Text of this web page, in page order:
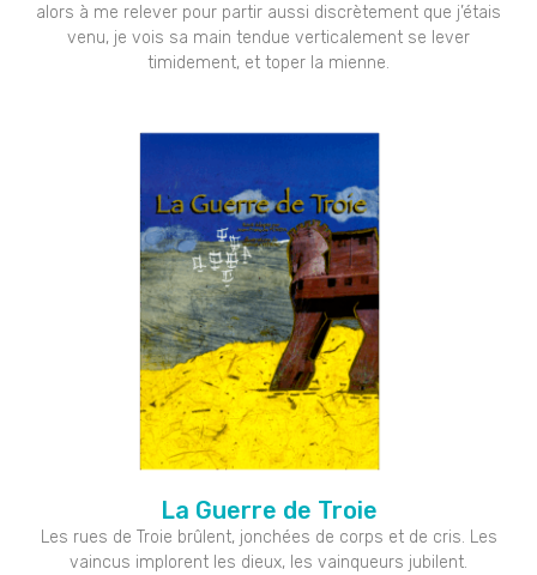
alors à me relever pour partir aussi discrètement que j’étais
venu, je vois sa main tendue verticalement se lever
timidement, et toper la mienne.
La Guerre de Troie
Les rues de Troie brûlent, jonchées de corps et de cris. Les
vaincus implorent les dieux, les vainqueurs jubilent.